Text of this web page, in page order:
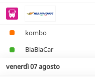
kombo
BlaBlaCar
venerdì 07 agosto